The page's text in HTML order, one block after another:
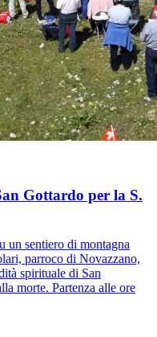
Gottardo per la S.
un sentiero di montagna
parroco di Novazzano,
spirituale di San
morte. Partenza alle ore